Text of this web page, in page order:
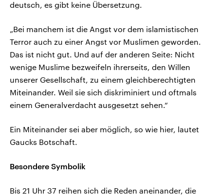
deutsch, es gibt keine Übersetzung.
„Bei manchem ist die Angst vor dem islamistischen
Terror auch zu einer Angst vor Muslimen geworden.
Das ist nicht gut. Und auf der anderen Seite: Nicht
wenige Muslime bezweifeln ihrerseits, den Willen
unserer Gesellschaft, zu einem gleichberechtigten
Miteinander. Weil sie sich diskriminiert und oftmals
einem Generalverdacht ausgesetzt sehen.“
Ein Miteinander sei aber möglich, so wie hier, lautet
Gaucks Botschaft.
Besondere Symbolik
Bis 21 Uhr 37 reihen sich die Reden aneinander, die